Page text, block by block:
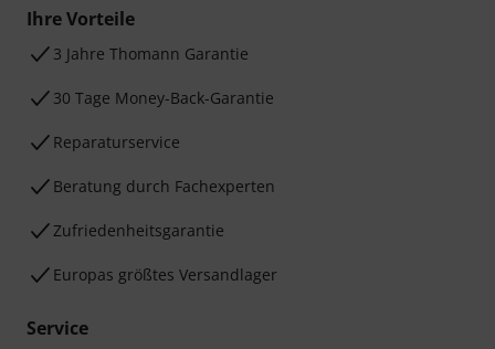
Ihre Vorteile
3 Jahre Thomann Garantie
30 Tage Money-Back-Garantie
Reparaturservice
Beratung durch Fachexperten
Zufriedenheitsgarantie
Europas größtes Versandlager
Service